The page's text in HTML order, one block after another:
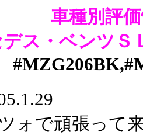
車種別評
ス・ベンツＳ
ォで頑張って